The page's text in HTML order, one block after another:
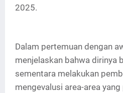
2025.
Dalam pertemuan dengan
menjelaskan bahwa dirinya
sementara melakukan
mengevalusi area-area